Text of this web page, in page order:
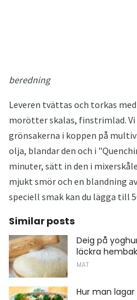
beredning
Leveren tvättas och torkas
morötter skalas, finstrimlad. Vi
grönsakerna i koppen på
olja, blandar den och i
minuter, sätt in den i
mjukt smör och en blandning
speciell smak kan du lägga till
Similar posts
Deig på
läckra
MAT
Hur man